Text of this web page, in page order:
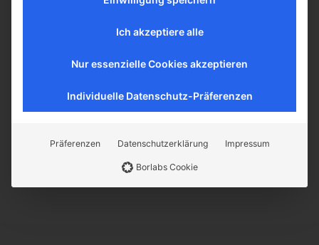
Ich akzeptiere alle
Nur essenzielle Cookies akzeptieren
Individuelle Datenschutz-Präferenzen
Präferenzen Datenschutzerklärung Impressum
Borlabs Cookie